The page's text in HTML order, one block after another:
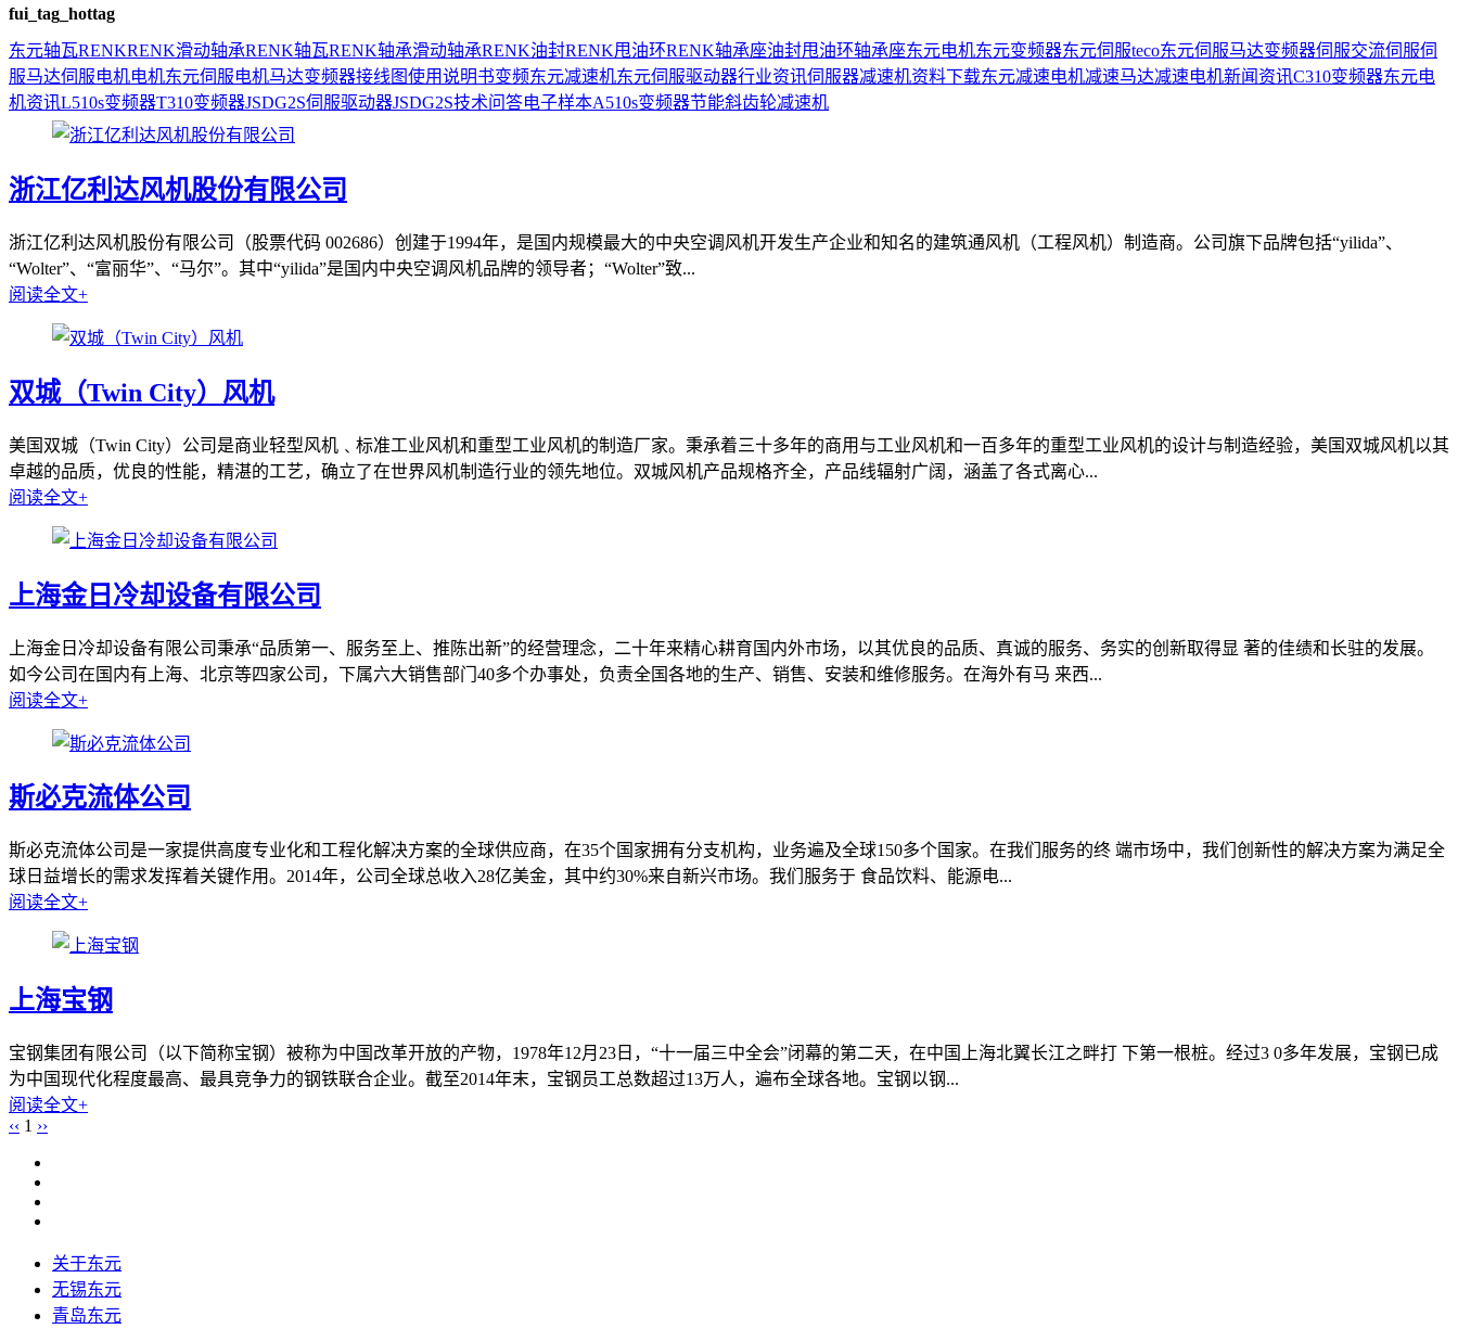
fui_tag_hottag
东元轴瓦RENKRENK滑动轴承RENK轴瓦RENK轴承滑动轴承RENK油封RENK甩油环RENK轴承座油封甩油环轴承座东元电机东元变频器东元伺服teco东元伺服马达变频器伺服交流伺服伺
服马达伺服电机电机东元伺服电机马达变频器接线图使用说明书变频东元减速机东元伺服驱动器行业资讯伺服器减速机资料下载东元减速电机减速马达减速电机新闻资讯C310变频器东元电
机资讯L510s变频器T310变频器JSDG2S伺服驱动器JSDG2S技术问答电子样本A510s变频器节能斜齿轮减速机
浙江亿利达风机股份有限公司
浙江亿利达风机股份有限公司（股票代码 002686）创建于1994年，是国内规模最大的中央空调风机开发生产企业和知名的建筑通风机（工程风机）制造商。公司旗下品牌包括“yilida”、
“Wolter”、“富丽华”、“马尔”。其中“yilida”是国内中央空调风机品牌的领导者；“Wolter”致...
阅读全文+
双城（Twin City）风机
美国双城（Twin City）公司是商业轻型风机﹑标准工业风机和重型工业风机的制造厂家。秉承着三十多年的商用与工业风机和一百多年的重型工业风机的设计与制造经验，美国双城风机以其
卓越的品质，优良的性能，精湛的工艺，确立了在世界风机制造行业的领先地位。双城风机产品规格齐全，产品线辐射广阔，涵盖了各式离心...
阅读全文+
上海金日冷却设备有限公司
上海金日冷却设备有限公司秉承“品质第一、服务至上、推陈出新”的经营理念，二十年来精心耕育国内外市场，以其优良的品质、真诚的服务、务实的创新取得显 著的佳绩和长驻的发展。
如今公司在国内有上海、北京等四家公司，下属六大销售部门40多个办事处，负责全国各地的生产、销售、安装和维修服务。在海外有马 来西...
阅读全文+
斯必克流体公司
斯必克流体公司是一家提供高度专业化和工程化解决方案的全球供应商，在35个国家拥有分支机构，业务遍及全球150多个国家。在我们服务的终 端市场中，我们创新性的解决方案为满足全
球日益增长的需求发挥着关键作用。2014年，公司全球总收入28亿美金，其中约30%来自新兴市场。我们服务于 食品饮料、能源电...
阅读全文+
上海宝钢
宝钢集团有限公司（以下简称宝钢）被称为中国改革开放的产物，1978年12月23日，“十一届三中全会”闭幕的第二天，在中国上海北翼长江之畔打 下第一根桩。经过3 0多年发展，宝钢已成
为中国现代化程度最高、最具竞争力的钢铁联合企业。截至2014年末，宝钢员工总数超过13万人，遍布全球各地。宝钢以钢...
阅读全文+
‹‹ 1 ››
关于东元
无锡东元
青岛东元